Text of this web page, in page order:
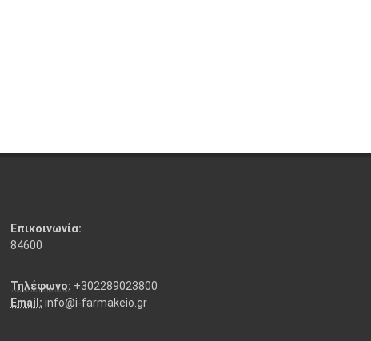
Επικοινωνία:
84600
Τηλέφωνο: +302289023800
Email: info@i-farmakeio.gr